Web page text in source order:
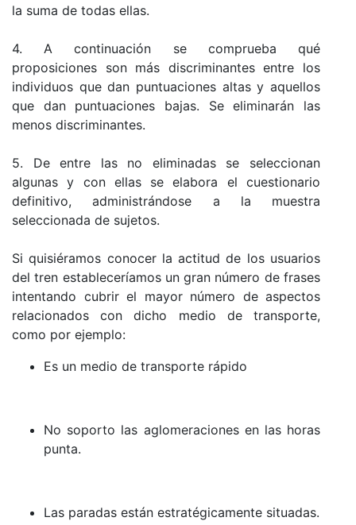
la suma de todas ellas.
4. A continuación se comprueba qué
proposiciones son más discriminantes entre los
individuos que dan puntuaciones altas y aquellos
que dan puntuaciones bajas. Se eliminarán las
menos discriminantes.
5. De entre las no eliminadas se seleccionan
algunas y con ellas se elabora el cuestionario
definitivo, administrándose a la muestra
seleccionada de sujetos.
Si quisiéramos conocer la actitud de los usuarios
del tren estableceríamos un gran número de frases
intentando cubrir el mayor número de aspectos
relacionados con dicho medio de transporte,
como por ejemplo:
Es un medio de transporte rápido
No soporto las aglomeraciones en las horas
punta.
Las paradas están estratégicamente situadas.